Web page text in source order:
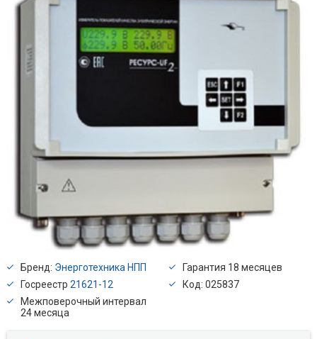
Бренд: Энерготехника НПП
Госреестр 21621-12
Межповерочный интервал
24 месяца
Гарантия 18 месяцев
Код: 025837